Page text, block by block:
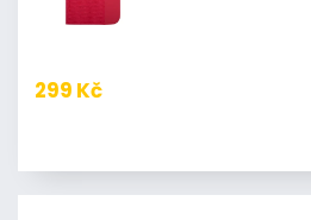
299 Kč